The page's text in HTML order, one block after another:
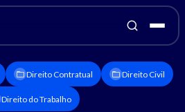
Direito Contratual Direito Civil
Direito do Trabalho